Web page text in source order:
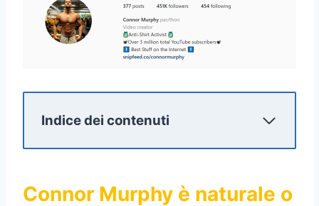
Indice dei contenuti
Connor Murphy è naturale o